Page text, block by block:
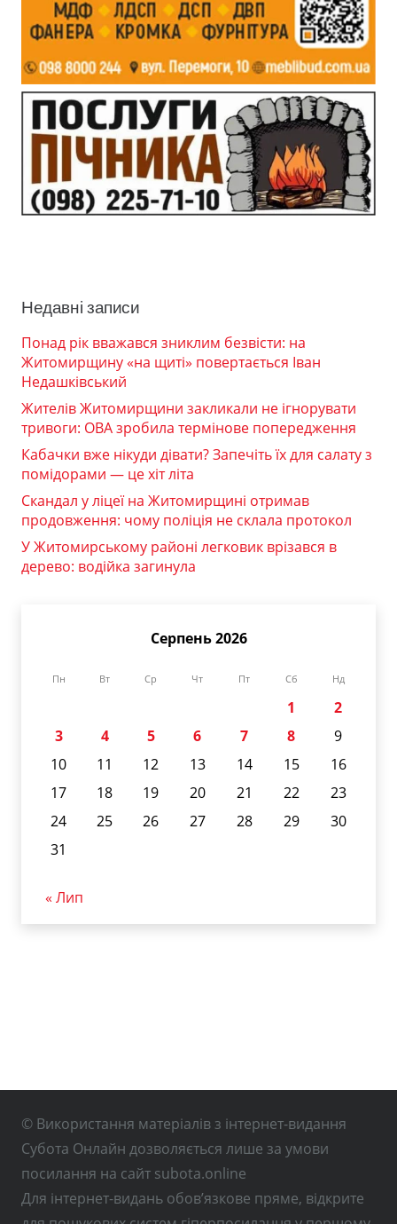
Недавні записи
Понад рік вважався зниклим безвісти: на
Житомирщину «на щиті» повертається Іван
Недашківський
Жителів Житомирщини закликали не ігнорувати
тривоги: ОВА зробила термінове попередження
Кабачки вже нікуди дівати? Запечіть їх для салату з
помідорами — це хіт літа
Скандал у ліцеї на Житомирщині отримав
продовження: чому поліція не склала протокол
У Житомирському районі легковик врізався в
дерево: водійка загинула
Серпень 2026
Пн Вт Ср Чт Пт Сб Нд
1
2
3
4 5 6 7 8
9
10
11 12 13 14 15
16
17
18 19 20 21 22
23
24
25 26 27 28 29
30
31
« Лип
© Використання матеріалів з інтернет-видання
Субота Онлайн дозволяється лише за умови
посилання на сайт subota.online
Для інтернет-видань обов’язкове пряме, відкрите